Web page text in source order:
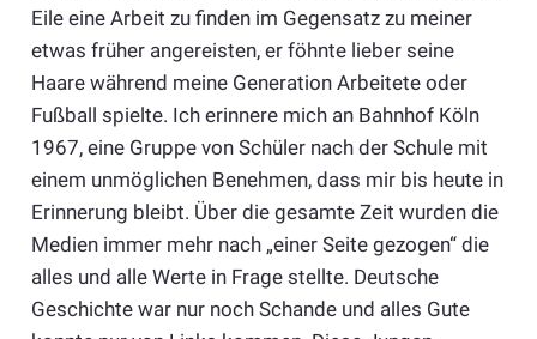
Eile eine Arbeit zu finden im Gegensatz zu meiner
etwas früher angereisten, er föhnte lieber seine
Haare während meine Generation Arbeitete oder
Fußball spielte. Ich erinnere mich an Bahnhof Köln
1967, eine Gruppe von Schüler nach der Schule mit
einem unmöglichen Benehmen, dass mir bis heute in
Erinnerung bleibt. Über die gesamte Zeit wurden die
Medien immer mehr nach „einer Seite gezogen“ die
alles und alle Werte in Frage stellte. Deutsche
Geschichte war nur noch Schande und alles Gute